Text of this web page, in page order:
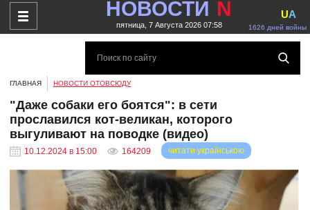
НОВОСТИ N
пятница, 7 Августа 2026 07:58 1626 дней войны
UA
ГЛАВНАЯ НОВОСТИ ОТОВСЮДУ
"Даже собаки его боятся": в сети
прославился кот-великан, которого
выгуливают на поводке (видео)
10.12.2024 в 15:00 164209 читати українською